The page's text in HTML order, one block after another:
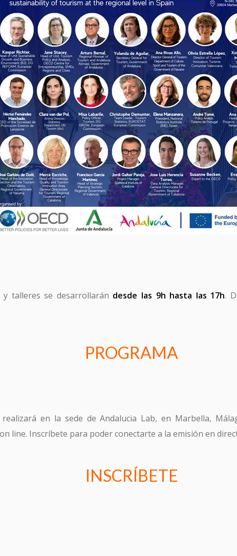
SUSCRÍBETE A TURISME CV
Tu email *
He leído y acepto la Política de Privacidad
y talleres se desarrollarán desde las 9h hasta las 17h.
PROGRAMA
en la sede de Andalucia Lab, en Marbella,
line. Inscríbete para poder conectarte a la emisión en
INSCRÍBETE